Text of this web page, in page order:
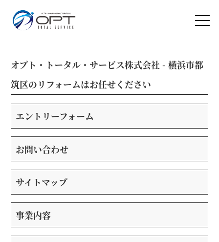
オプト・トータル・サービス株式会社 - 横浜市都
筑区のリフォームはお任せください
エントリーフォーム
お問い合わせ
サイトマップ
事業内容